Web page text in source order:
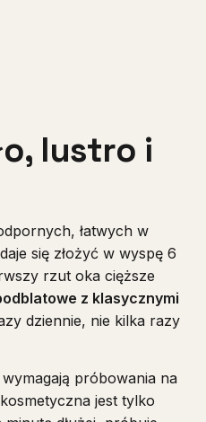
lustro i
łatwych w
się złożyć w wyspę 6
rzut oka cięższe
z klasycznymi
dziennie, nie kilka razy
próbowania na
jest tylko